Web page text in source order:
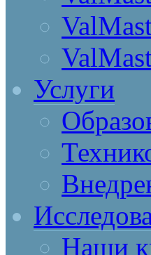
Услуги
Наши